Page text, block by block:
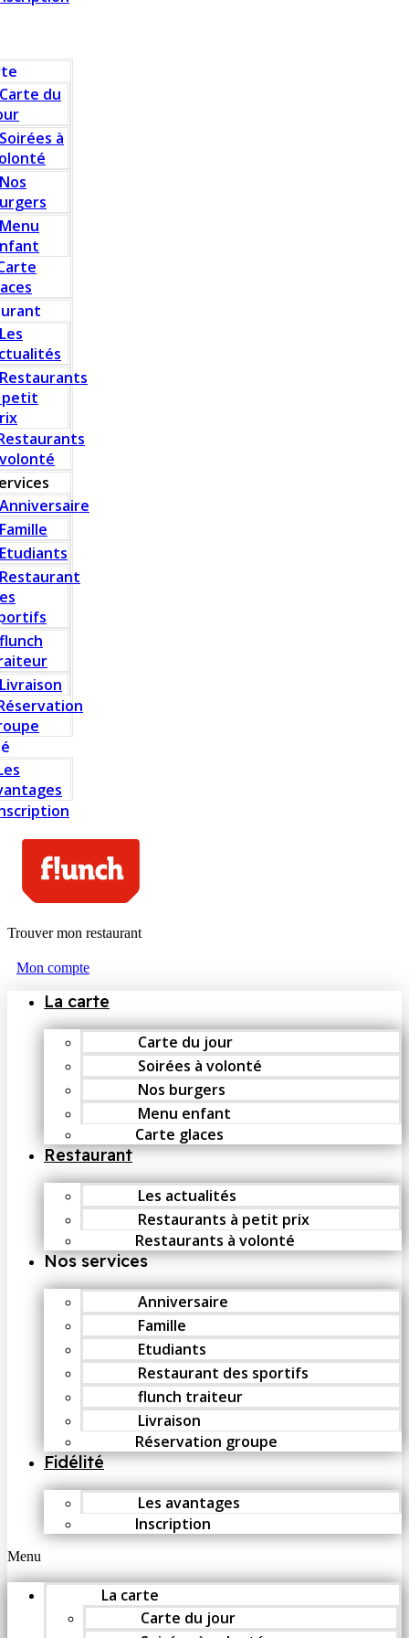
Carte du
Soirées à
Nos
Menu
Les
Restaurants
petit
Anniversaire
Famille
Etudiants
Restaurant
flunch
Livraison
Trouver mon restaurant
Mon compte
La carte
Carte du jour
Soirées à volonté
Nos burgers
Menu enfant
Carte glaces
Restaurant
Les actualités
Restaurants à petit prix
Restaurants à volonté
Nos services
Anniversaire
Famille
Etudiants
Restaurant des sportifs
flunch traiteur
Livraison
Réservation groupe
Fidélité
Les avantages
Inscription
Menu
La carte
Carte du jour